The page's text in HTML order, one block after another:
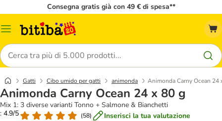
Consegna gratis già con 49 € di spesa**
Overview
Cerca
Gatti Cibo umido per gatti animonda Animonda Carny Ocean 24
Animonda Carny Ocean 24 x 80 g
Mix 1: 3 diverse varianti Tonno + Salmone & Bianchetti
: 4.9/5
(58) Inserisci la tua valutazione